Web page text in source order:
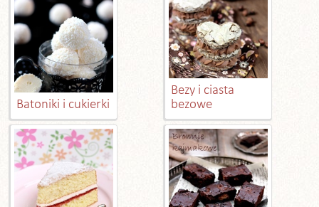
Batoniki i cukierki
Bezy i ciasta
bezowe